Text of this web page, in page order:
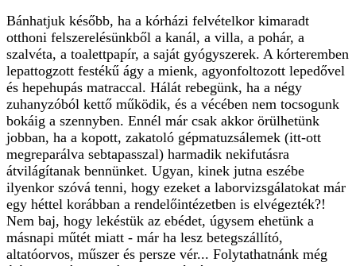
Bánhatjuk később, ha a kórházi felvételkor kimaradt
otthoni felszerelésünkből a kanál, a villa, a pohár, a
szalvéta, a toalettpapír, a saját gyógyszerek. A kórteremben
lepattogzott festékű ágy a mienk, agyonfoltozott lepedővel
és hepehupás matraccal. Hálát rebegünk, ha a négy
zuhanyzóból kettő működik, és a vécében nem tocsogunk
bokáig a szennyben. Ennél már csak akkor örülhetünk
jobban, ha a kopott, zakatoló gépmatuzsálemek (itt-ott
megreparálva sebtapasszal) harmadik nekifutásra
átvilágítanak bennünket. Ugyan, kinek jutna eszébe
ilyenkor szóvá tenni, hogy ezeket a laborvizsgálatokat már
egy héttel korábban a rendelőintézetben is elvégezték?!
Nem baj, hogy lekéstük az ebédet, úgysem ehetünk a
másnapi műtét miatt - már ha lesz betegszállító,
altatóorvos, műszer és persze vér... Folytathatnánk még